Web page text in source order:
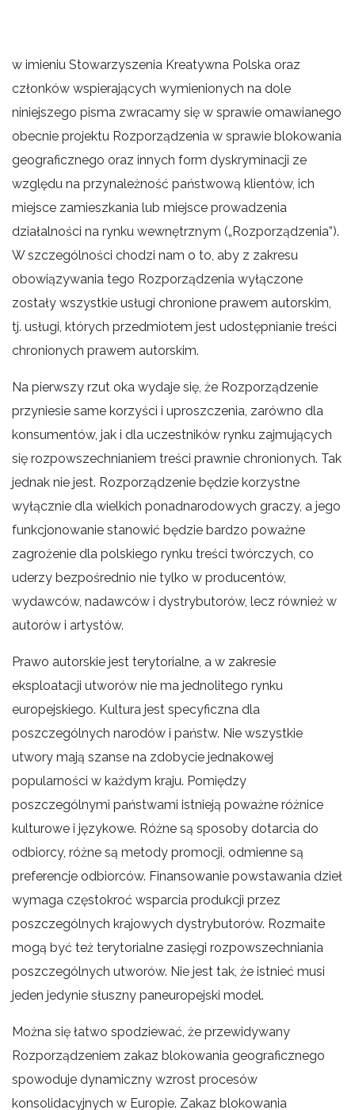
w imieniu Stowarzyszenia Kreatywna Polska oraz
członków wspierających wymienionych na dole
niniejszego pisma zwracamy się w sprawie omawianego
obecnie projektu Rozporządzenia w sprawie blokowania
geograficznego oraz innych form dyskryminacji ze
względu na przynależność państwową klientów, ich
miejsce zamieszkania lub miejsce prowadzenia
działalności na rynku wewnętrznym („Rozporządzenia”).
W szczególności chodzi nam o to, aby z zakresu
obowiązywania tego Rozporządzenia wyłączone
zostały wszystkie usługi chronione prawem autorskim,
tj. usługi, których przedmiotem jest udostępnianie treści
chronionych prawem autorskim.
Na pierwszy rzut oka wydaje się, że Rozporządzenie
przyniesie same korzyści i uproszczenia, zarówno dla
konsumentów, jak i dla uczestników rynku zajmujących
się rozpowszechnianiem treści prawnie chronionych. Tak
jednak nie jest. Rozporządzenie będzie korzystne
wyłącznie dla wielkich ponadnarodowych graczy, a jego
funkcjonowanie stanowić będzie bardzo poważne
zagrożenie dla polskiego rynku treści twórczych, co
uderzy bezpośrednio nie tylko w producentów,
wydawców, nadawców i dystrybutorów, lecz również w
autorów i artystów.
Prawo autorskie jest terytorialne, a w zakresie
eksploatacji utworów nie ma jednolitego rynku
europejskiego. Kultura jest specyficzna dla
poszczególnych narodów i państw. Nie wszystkie
utwory mają szanse na zdobycie jednakowej
popularności w każdym kraju. Pomiędzy
poszczególnymi państwami istnieją poważne różnice
kulturowe i językowe. Różne są sposoby dotarcia do
odbiorcy, różne są metody promocji, odmienne są
preferencje odbiorców. Finansowanie powstawania dzieł
wymaga częstokroć wsparcia produkcji przez
poszczególnych krajowych dystrybutorów. Rozmaite
mogą być też terytorialne zasięgi rozpowszechniania
poszczególnych utworów. Nie jest tak, że istnieć musi
jeden jedynie słuszny paneuropejski model.
Można się łatwo spodziewać, że przewidywany
Rozporządzeniem zakaz blokowania geograficznego
spowoduje dynamiczny wzrost procesów
konsolidacyjnych w Europie. Zakaz blokowania